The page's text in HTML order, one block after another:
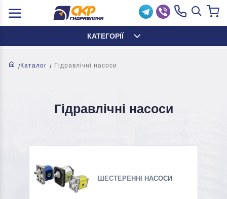
КАТЕГОРІЇ
Каталог Гідравлічні насоси
Гідравлічні насоси
ШЕСТЕРЕННІ НАСОСИ